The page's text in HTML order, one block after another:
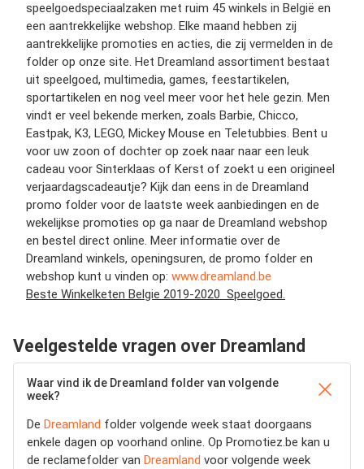
speelgoedspeciaalzaken met ruim 45 winkels in België en
een aantrekkelijke webshop. Elke maand hebben zij
aantrekkelijke promoties en acties, die zij vermelden in de
folder op onze site. Het Dreamland assortiment bestaat
uit speelgoed, multimedia, games, feestartikelen,
sportartikelen en nog veel meer voor het hele gezin. Men
vindt er veel bekende merken, zoals Barbie, Chicco,
Eastpak, K3, LEGO, Mickey Mouse en Teletubbies. Bent u
voor uw zoon of dochter op zoek naar naar een leuk
cadeau voor Sinterklaas of Kerst of zoekt u een origineel
verjaardagscadeautje? Kijk dan eens in de Dreamland
promo folder voor de laatste week aanbiedingen en de
wekelijkse promoties op ga naar de Dreamland webshop
en bestel direct online. Meer informatie over de
Dreamland winkels, openingsuren, de promo folder en
webshop kunt u vinden op: www.dreamland.be
Beste Winkelketen Belgie 2019-2020 Speelgoed.
Veelgestelde vragen over Dreamland
Waar vind ik de Dreamland folder van volgende
week?
De Dreamland folder volgende week staat doorgaans
enkele dagen op voorhand online. Op Promotiez.be kan u
de reclamefolder van Dreamland voor volgende week